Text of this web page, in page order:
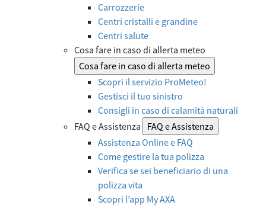
Carrozzerie
Centri cristalli e grandine
Centri salute
Cosa fare in caso di allerta meteo
Cosa fare in caso di allerta meteo
Scopri il servizio ProMeteo!
Gestisci il tuo sinistro
Consigli in caso di calamità naturali
FAQ e Assistenza
FAQ e Assistenza
Assistenza Online e FAQ
Come gestire la tua polizza
Verifica se sei beneficiario di una
polizza vita
Scopri l’app My AXA